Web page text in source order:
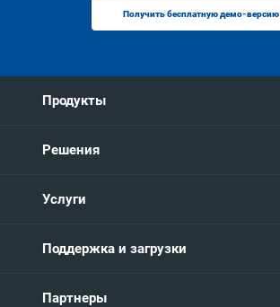
Получить бесплатную демо-версию
Продукты
Решения
Услуги
Поддержка и загрузки
Партнеры